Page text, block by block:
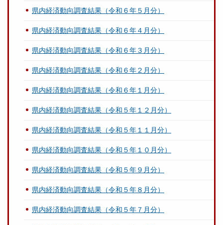
県内経済動向調査結果（令和６年５月分）
県内経済動向調査結果（令和６年４月分）
県内経済動向調査結果（令和６年３月分）
県内経済動向調査結果（令和６年２月分）
県内経済動向調査結果（令和６年１月分）
県内経済動向調査結果（令和５年１２月分）
県内経済動向調査結果（令和５年１１月分）
県内経済動向調査結果（令和５年１０月分）
県内経済動向調査結果（令和５年９月分）
県内経済動向調査結果（令和５年８月分）
県内経済動向調査結果（令和５年７月分）